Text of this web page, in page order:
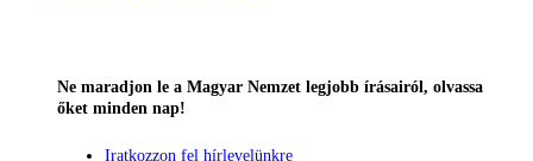
Ne maradjon le a Magyar Nemzet legjobb írásairól, olvassa
őket minden nap!
Iratkozzon fel hírlevelünkre